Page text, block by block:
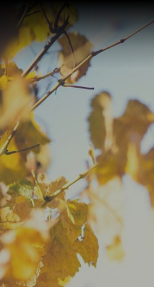
NAVIGATION
ÜBERSPRINGEN